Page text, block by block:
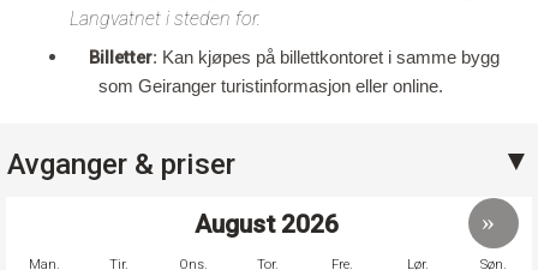
Langvatnet i steden for.
Billetter: Kan kjøpes på billettkontoret i samme bygg
som Geiranger turistinformasjon eller online.
Avganger & priser
August 2026
Man. Tir. Ons. Tor. Fre. Lør. Søn.